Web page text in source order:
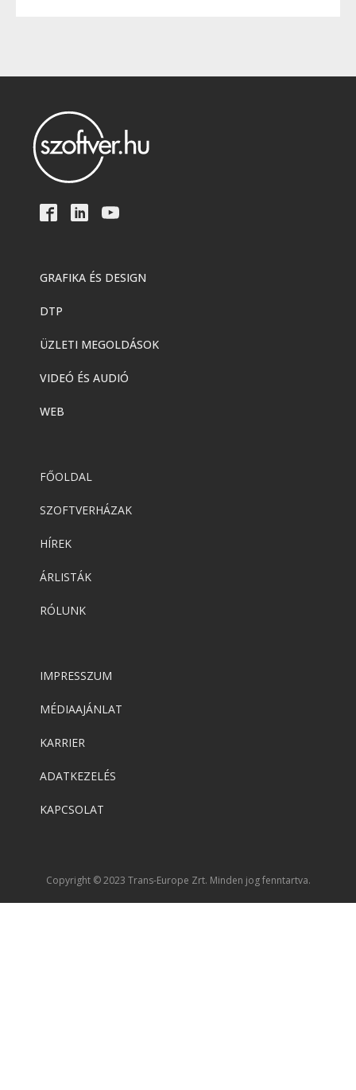
GRAFIKA ÉS DESIGN
DTP
ÜZLETI MEGOLDÁSOK
VIDEÓ ÉS AUDIÓ
WEB
FŐOLDAL
SZOFTVERHÁZAK
HÍREK
ÁRLISTÁK
RÓLUNK
IMPRESSZUM
MÉDIAAJÁNLAT
KARRIER
ADATKEZELÉS
KAPCSOLAT
Copyright © 2023 Trans-Europe Zrt. Minden jog fenntartva.